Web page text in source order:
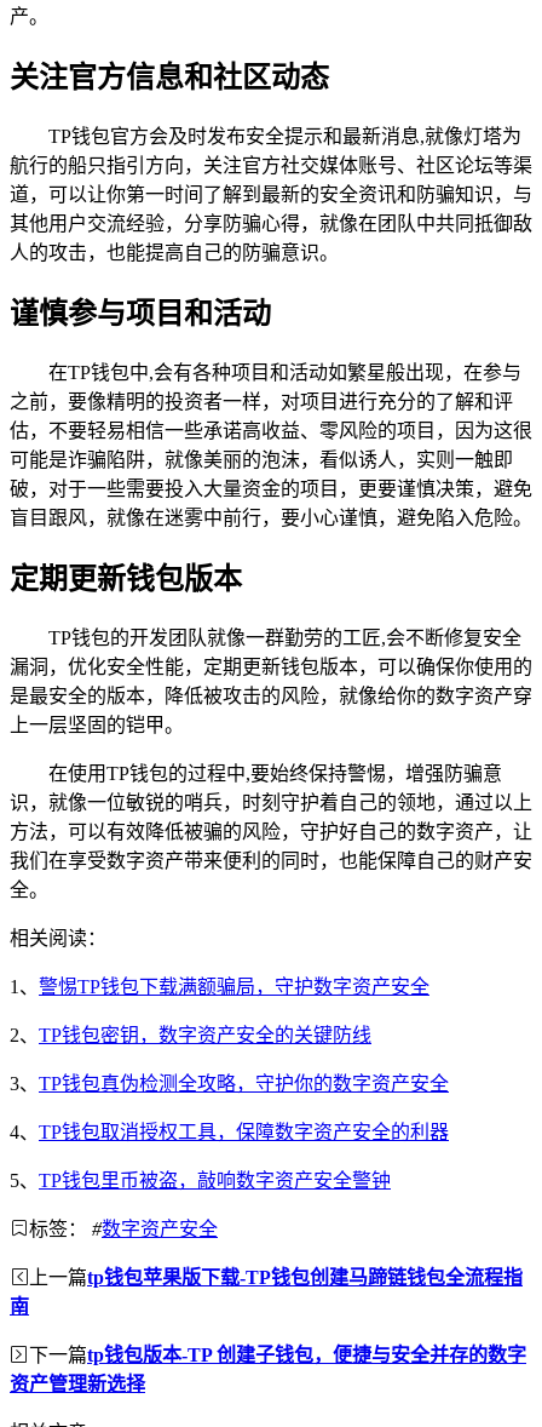
产。
关注官方信息和社区动态
TP钱包官方会及时发布安全提示和最新消息,就像灯塔为
航行的船只指引方向，关注官方社交媒体账号、社区论坛等渠
道，可以让你第一时间了解到最新的安全资讯和防骗知识，与
其他用户交流经验，分享防骗心得，就像在团队中共同抵御敌
人的攻击，也能提高自己的防骗意识。
谨慎参与项目和活动
在TP钱包中,会有各种项目和活动如繁星般出现，在参与
之前，要像精明的投资者一样，对项目进行充分的了解和评
估，不要轻易相信一些承诺高收益、零风险的项目，因为这很
可能是诈骗陷阱，就像美丽的泡沫，看似诱人，实则一触即
破，对于一些需要投入大量资金的项目，更要谨慎决策，避免
盲目跟风，就像在迷雾中前行，要小心谨慎，避免陷入危险。
定期更新钱包版本
TP钱包的开发团队就像一群勤劳的工匠,会不断修复安全
漏洞，优化安全性能，定期更新钱包版本，可以确保你使用的
是最安全的版本，降低被攻击的风险，就像给你的数字资产穿
上一层坚固的铠甲。
在使用TP钱包的过程中,要始终保持警惕，增强防骗意
识，就像一位敏锐的哨兵，时刻守护着自己的领地，通过以上
方法，可以有效降低被骗的风险，守护好自己的数字资产，让
我们在享受数字资产带来便利的同时，也能保障自己的财产安
全。
相关阅读：
1、 警惕TP钱包下载满额骗局，守护数字资产安全
2、 TP钱包密钥，数字资产安全的关键防线
3、 TP钱包真伪检测全攻略，守护你的数字资产安全
4、 TP钱包取消授权工具，保障数字资产安全的利器
5、 TP钱包里币被盗，敲响数字资产安全警钟
标签： #数字资产安全
上一篇tp钱包苹果版下载-TP钱包创建马蹄链钱包全流程指
南
下一篇tp钱包版本-TP 创建子钱包，便捷与安全并存的数字
资产管理新选择